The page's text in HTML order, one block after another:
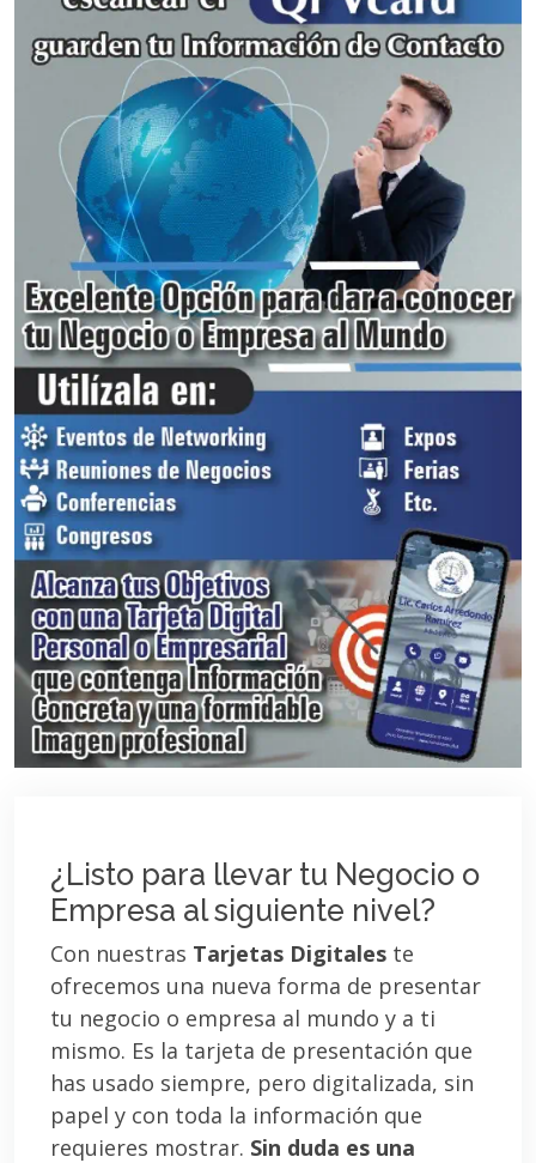
¿Listo para llevar tu Negocio o
Empresa al siguiente nivel?
Con nuestras Tarjetas Digitales te
ofrecemos una nueva forma de presentar
tu negocio o empresa al mundo y a ti
mismo. Es la tarjeta de presentación que
has usado siempre, pero digitalizada, sin
papel y con toda la información que
requieres mostrar. Sin duda es una